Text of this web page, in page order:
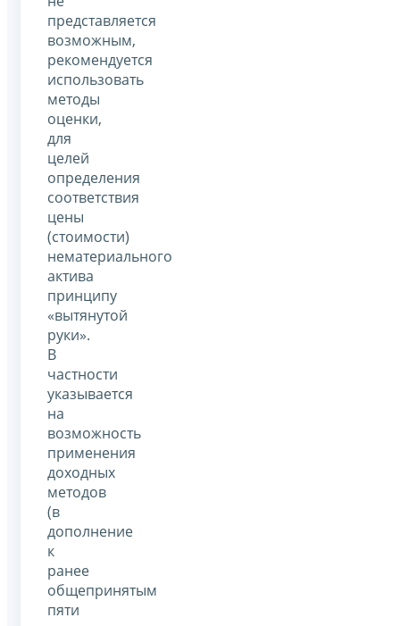
представляется
возможным,
рекомендуется
использовать
методы
оценки,
для
целей
определения
соответствия
цены
(стоимости)
нематериального
актива
принципу
«вытянутой
руки».
В
частности
указывается
на
возможность
применения
доходных
методов
(в
дополнение
к
ранее
общепринятым
пяти